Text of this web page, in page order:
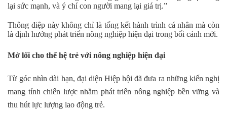
lại sức mạnh, và ý chí con người mang lại giá trị.”
Thông điệp này không chỉ là tổng kết hành trình cá nhân mà còn
là định hướng phát triển nông nghiệp hiện đại trong bối cảnh mới.
Mở lối cho thế hệ trẻ với nông nghiệp hiện đại
Từ góc nhìn dài hạn, đại diện Hiệp hội đã đưa ra những kiến nghị
mang tính chiến lược nhằm phát triển nông nghiệp bền vững và
thu hút lực lượng lao động trẻ.